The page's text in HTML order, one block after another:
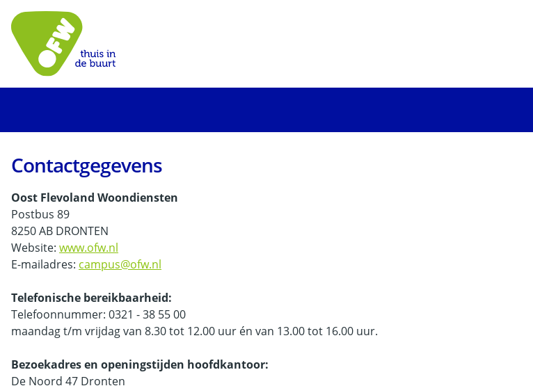
Contactgegevens
Oost Flevoland Woondiensten
Postbus 89
8250 AB DRONTEN
Website: www.ofw.nl
E-mailadres: campus@ofw.nl
Telefonische bereikbaarheid:
Telefoonnummer: 0321 - 38 55 00
maandag t/m vrijdag van 8.30 tot 12.00 uur én van 13.00 tot 16.00 uur.
Bezoekadres en openingstijden hoofdkantoor:
De Noord 47 Dronten